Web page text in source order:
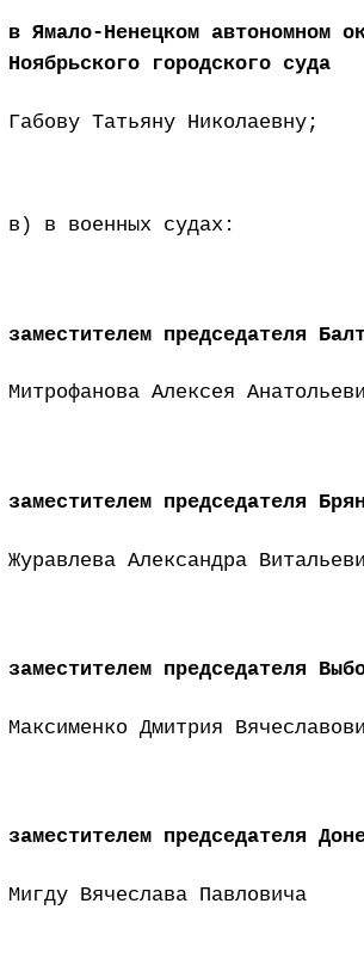
в Ямало-Ненецком автономном
Ноябрьского городского суда
Габову Татьяну Николаевну;
в) в военных судах:
заместителем председателя
Митрофанова Алексея
заместителем председателя
Журавлева Александра
заместителем председателя
Максименко Дмитрия
заместителем председателя
Мигду Вячеслава Павловича